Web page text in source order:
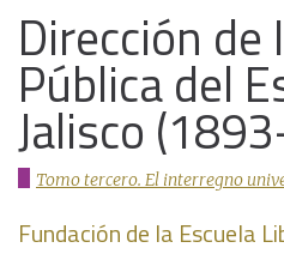
Documentos
Dirección
Pública del
Jalisco
Tomo tercero. El interregno
Fundación de la Escuela